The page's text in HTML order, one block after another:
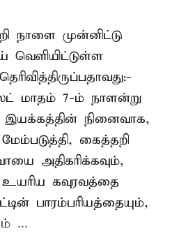
நாளை முன்னிட்டு
வெளியிட்டுள்ள
மாதம் 7-ம் நாளன்று
இயக்கத்தின் நினைவாக,
கைத்தறி
அதிகரிக்கவும்,
கவுரவத்தை
பாரம்பரியத்தையும்,
...